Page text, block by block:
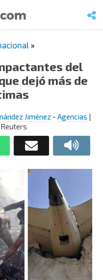
»
del
dejó más de
Jiménez - Agencias |